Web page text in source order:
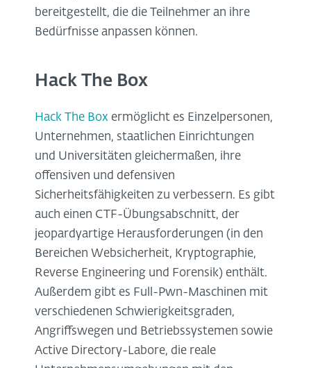
bereitgestellt, die die Teilnehmer an ihre
Bedürfnisse anpassen können.
Hack The Box
Hack The Box ermöglicht es Einzelpersonen,
Unternehmen, staatlichen Einrichtungen
und Universitäten gleichermaßen, ihre
offensiven und defensiven
Sicherheitsfähigkeiten zu verbessern. Es gibt
auch einen CTF-Übungsabschnitt, der
jeopardyartige Herausforderungen (in den
Bereichen Websicherheit, Kryptographie,
Reverse Engineering und Forensik) enthält.
Außerdem gibt es Full-Pwn-Maschinen mit
verschiedenen Schwierigkeitsgraden,
Angriffswegen und Betriebssystemen sowie
Active Directory-Labore, die reale